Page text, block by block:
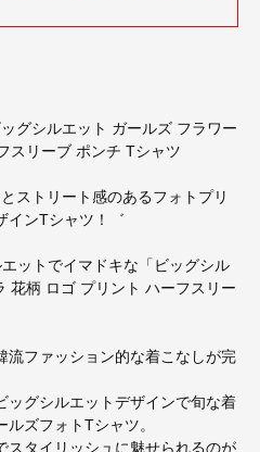
グシルエット ガールズ フラワー
スリーブ ポンチ Tシャツ
ストリート感のあるフォトプリ
インTシャツ！゛
ットでイマドキな「ビッグシル
花柄 ロゴ プリント ハーフスリー
流ファッション的な着こなしが完
ッグシルエットデザインで旬な着
ズフォトTシャツ。
スタイリッシュに魅せられるのが